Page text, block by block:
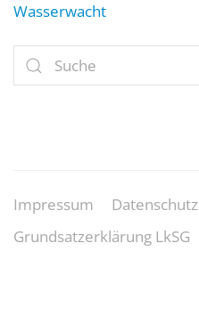
Wasserwacht
Impressum
Datenschutz
Grundsatzerklärung LkSG